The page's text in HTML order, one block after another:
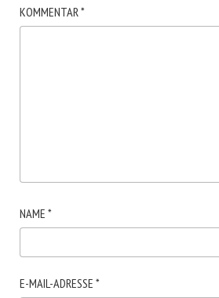
KOMMENTAR*
NAME *
E-MAIL-ADRESSE *